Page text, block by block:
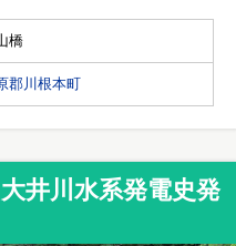
橋
郡川根本町
井川水系発電史発